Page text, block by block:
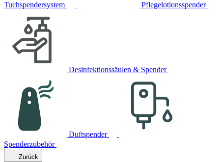
Tuchspendersystem Pflegelotionsspender
Desinfektionssäulen & Spender
Duftspender
Spenderzubehör
Zurück